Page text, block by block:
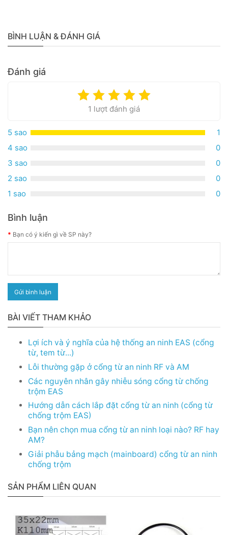
BÌNH LUẬN & ĐÁNH GIÁ
Đánh giá
1 lượt đánh giá
5 sao
1
4 sao
0
3 sao
0
2 sao
0
1 sao
0
Bình luận
Bạn có ý kiến gì về SP này?
Gửi bình luận
BÀI VIẾT THAM KHẢO
Lợi ích và ý nghĩa của hệ thống an ninh EAS (cổng
từ, tem từ...)
Lỗi thường gặp ở cổng từ an ninh RF và AM
Các nguyên nhân gây nhiễu sóng cổng từ chống
trộm EAS
Hướng dẫn cách lắp đặt cổng từ an ninh (cổng từ
chống trộm EAS)
Bạn nên chọn mua cổng từ an ninh loại nào? RF hay
AM?
Giải phẫu bảng mạch (mainboard) cổng từ an ninh
chống trộm
SẢN PHẨM LIÊN QUAN